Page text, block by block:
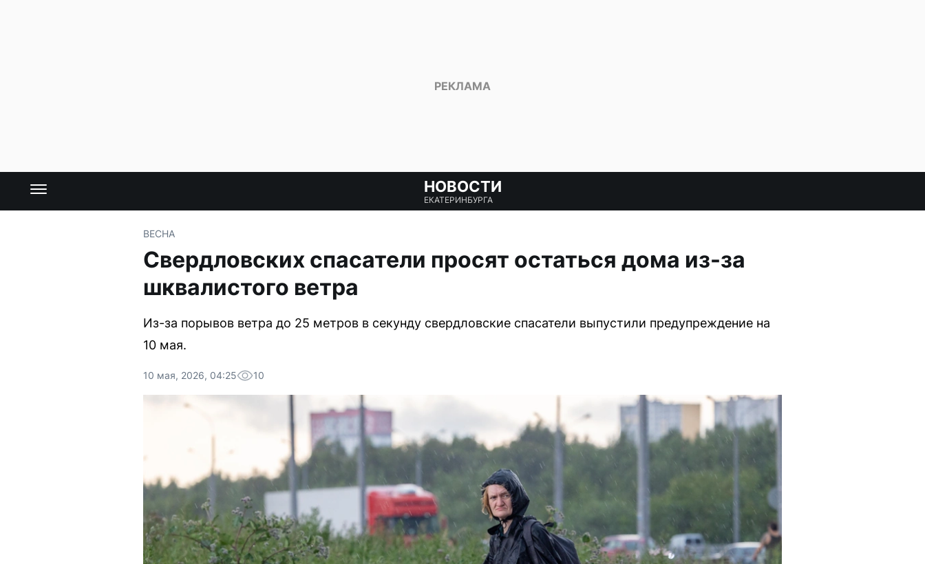
НОВОСТИ
ЕКАТЕРИНБУРГА
ВЕСНА
Свердловских спасатели просят остаться дома из-за
шквалистого ветра
Из-за порывов ветра до 25 метров в секунду свердловские спасатели выпустили предупреждение на
10 мая.
10 мая, 2026, 04:25 10